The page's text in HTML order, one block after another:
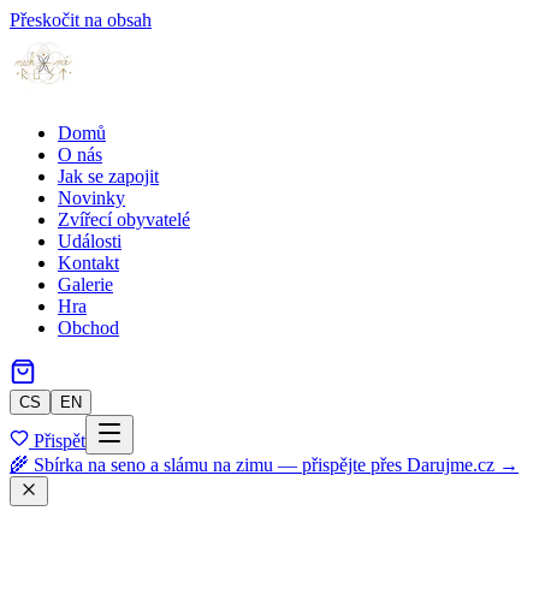
Přeskočit na obsah
Domů
O nás
Jak se zapojit
Novinky
Zvířecí obyvatelé
Události
Kontakt
Galerie
Hra
Obchod
CS EN
Přispět
🌾 Sbírka na seno a slámu na zimu — přispějte přes Darujme.cz →